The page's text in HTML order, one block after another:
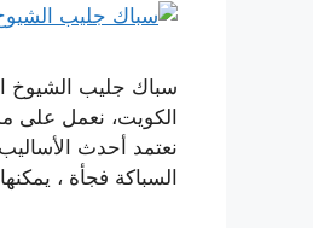
سباك جليب الشيوخ
الكويت، نعمل على
نعتمد أحدث
السباكة فجأة ،